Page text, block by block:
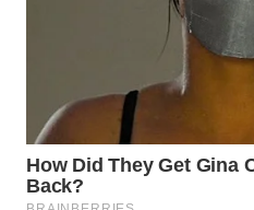
LESUNG
WN
KARO